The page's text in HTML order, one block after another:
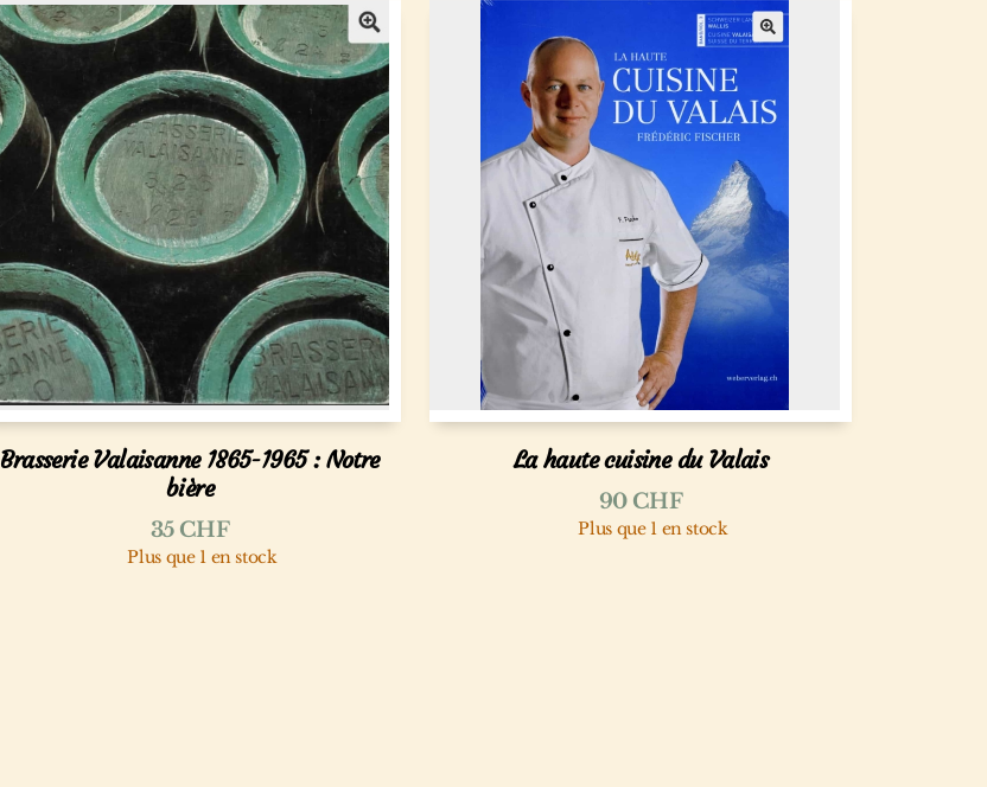
Brasserie Valaisanne 1865-1965 : Notre
bière
35CHF
Plus que 1 en stock
La haute cuisine du Valais
90CHF
Plus que 1 en stock